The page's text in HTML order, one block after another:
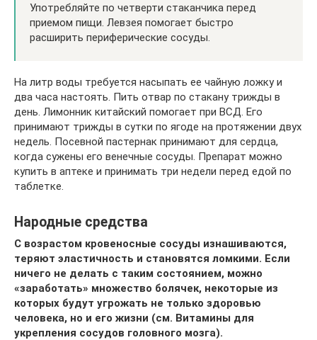
Употребляйте по четверти стаканчика перед
приемом пищи. Левзея помогает быстро
расширить периферические сосуды.
На литр воды требуется насыпать ее чайную ложку и
два часа настоять. Пить отвар по стакану трижды в
день. Лимонник китайский помогает при ВСД. Его
принимают трижды в сутки по ягоде на протяжении двух
недель. Посевной пастернак принимают для сердца,
когда сужены его венечные сосуды. Препарат можно
купить в аптеке и принимать три недели перед едой по
таблетке.
Народные средства
С возрастом кровеносные сосуды изнашиваются,
теряют эластичность и становятся ломкими. Если
ничего не делать с таким состоянием, можно
«заработать» множество болячек, некоторые из
которых будут угрожать не только здоровью
человека, но и его жизни (см. Витамины для
укрепления сосудов головного мозга).